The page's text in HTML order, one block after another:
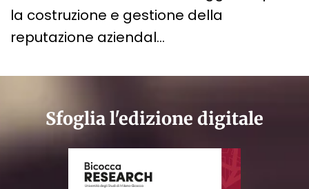
la costruzione e gestione della
reputazione aziendal…
Sfoglia l'edizione digitale